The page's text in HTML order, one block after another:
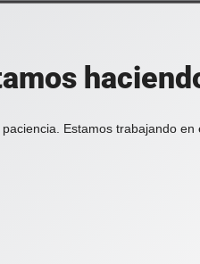
Estamos trabajando en